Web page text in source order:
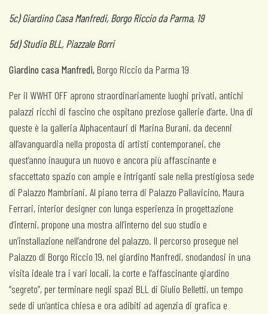
5c) Giardino Casa Manfredi, Borgo Riccio da Parma, 19
5d) Studio BLL, Piazzale Borri
Giardino casa Manfredi, Borgo Riccio da Parma 19
Per il WWHT OFF aprono straordinariamente luoghi privati, antichi
palazzi ricchi di fascino che ospitano preziose gallerie d’arte. Una di
queste è la galleria Alphacentauri di Marina Burani, da decenni
all’avanguardia nella proposta di artisti contemporanei, che
quest’anno inaugura un nuovo e ancora più affascinante e
sfaccettato spazio con ampie e intriganti sale nella prestigiosa sede
di Palazzo Mambriani. Al piano terra di Palazzo Pallavicino, Maura
Ferrari, interior designer con lunga esperienza in progettazione
d’interni, propone una mostra all’interno del suo studio e
un’installazione nell’androne del palazzo. Il percorso prosegue nel
Palazzo di Borgo Riccio 19, nel giardino Manfredi, snodandosi in una
visita ideale tra i vari locali, la corte e l’affascinante giardino
“segreto”, per terminare negli spazi BLL di Giulio Belletti, un tempo
sede di un’antica chiesa e ora adibiti ad agenzia di grafica e